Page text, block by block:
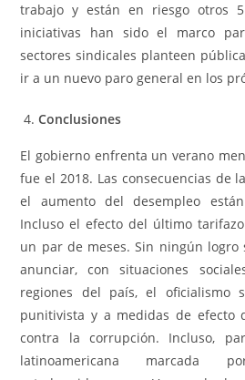
trabajo y están en riesgo otros
iniciativas han sido el marco
sectores sindicales planteen
ir a un nuevo paro general en los
Conclusiones
El gobierno enfrenta un verano
fue el 2018. Las consecuencias de
el aumento del desempleo
Incluso el efecto del último
un par de meses. Sin ningún logro
anunciar, con situaciones
regiones del país, el oficialismo
punitivista y a medidas de efecto
contra la corrupción. Incluso,
latinoamericana marcada